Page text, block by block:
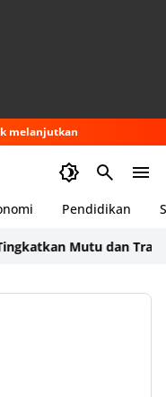
melanjutkan
Pendidikan
Mutu dan